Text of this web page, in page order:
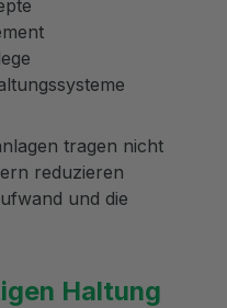
tragen nicht
reduzieren
und die
Haltung